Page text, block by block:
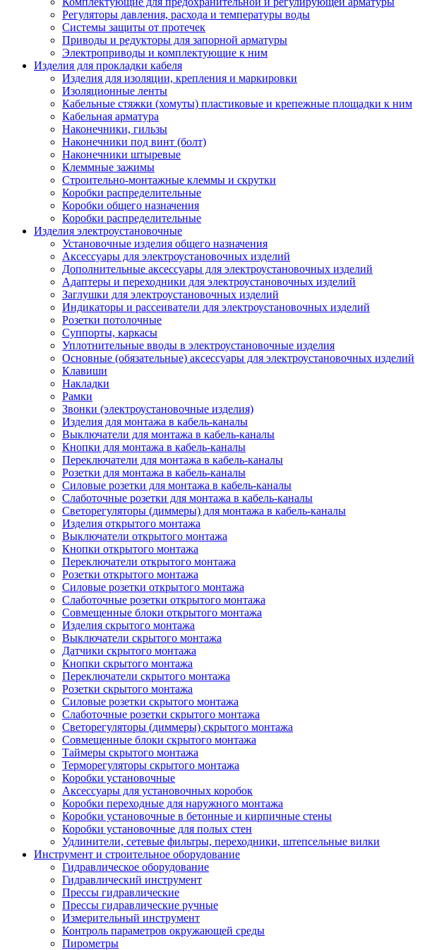
Регуляторы давления, расхода и температуры воды
Системы защиты от протечек
Приводы и редукторы для запорной арматуры
Электроприводы и комплектующие к ним
Изделия для прокладки кабеля
Изделия для изоляции, крепления и маркировки
Изоляционные ленты
Кабельные стяжки (хомуты) пластиковые и крепежные площадки к ним
Кабельная арматура
Наконечники, гильзы
Наконечники под винт (болт)
Наконечники штыревые
Клеммные зажимы
Строительно-монтажные клеммы и скрутки
Коробки распределительные
Коробки общего назначения
Коробки распределительные
Изделия электроустановочные
Установочные изделия общего назначения
Аксессуары для электроустановочных изделий
Дополнительные аксессуары для электроустановочных изделий
Адаптеры и переходники для электроустановочных изделий
Заглушки для электроустановочных изделий
Индикаторы и рассеиватели для электроустановочных изделий
Розетки потолочные
Суппорты, каркасы
Уплотнительные вводы в электроустановочные изделия
Основные (обязательные) аксессуары для электроустановочных изделий
Клавиши
Накладки
Рамки
Звонки (электроустановочные изделия)
Изделия для монтажа в кабель-каналы
Выключатели для монтажа в кабель-каналы
Кнопки для монтажа в кабель-каналы
Переключатели для монтажа в кабель-каналы
Розетки для монтажа в кабель-каналы
Силовые розетки для монтажа в кабель-каналы
Слаботочные розетки для монтажа в кабель-каналы
Светорегуляторы (диммеры) для монтажа в кабель-каналы
Изделия открытого монтажа
Выключатели открытого монтажа
Кнопки открытого монтажа
Переключатели открытого монтажа
Розетки открытого монтажа
Силовые розетки открытого монтажа
Слаботочные розетки открытого монтажа
Совмещенные блоки открытого монтажа
Изделия скрытого монтажа
Выключатели скрытого монтажа
Датчики скрытого монтажа
Кнопки скрытого монтажа
Переключатели скрытого монтажа
Розетки скрытого монтажа
Силовые розетки скрытого монтажа
Слаботочные розетки скрытого монтажа
Светорегуляторы (диммеры) скрытого монтажа
Совмещенные блоки скрытого монтажа
Таймеры скрытого монтажа
Терморегуляторы скрытого монтажа
Коробки установочные
Аксессуары для установочных коробок
Коробки переходные для наружного монтажа
Коробки установочные в бетонные и кирпичные стены
Коробки установочные для полых стен
Удлинители, сетевые фильтры, переходники, штепсельные вилки
Инструмент и строительное оборудование
Гидравлическое оборудование
Гидравлический инструмент
Прессы гидравлические
Прессы гидравлические ручные
Измерительный инструмент
Контроль параметров окружающей среды
Пирометры